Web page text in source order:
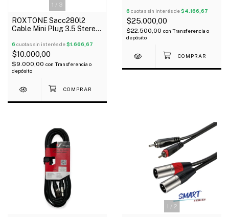
1 / 3
ROXTONE Sacc280l2
Cable Mini Plug 3.5 Stereo
6 cuotas sin interés de$1.666,67
$10.000,00
$9.000,00 con Transferencia o
depósito
6 cuotas sin interés de$4.166,67
$25.000,00
$22.500,00 con Transferencia o
depósito
1 / 2